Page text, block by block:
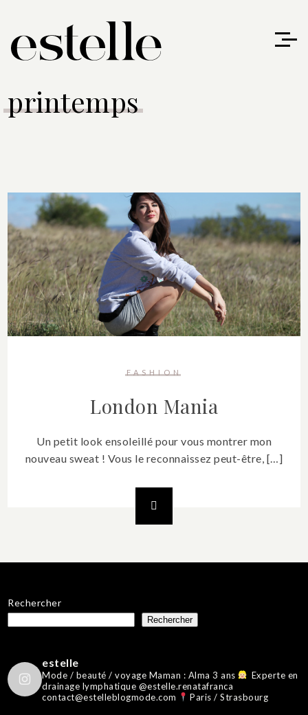
printemps
FASHION
London Mania
Un petit look ensoleillé pour vous montrer mon
nouveau sweat ! Vous le reconnaissez peut-être, […]
Rechercher
Rechercher
estelle
Mode / beauté / voyage Maman : Alma 3 ans
Experte en
drainage lymphatique @estelle.renatafranca
contact@estelleblogmode.com
Paris / Strasbourg